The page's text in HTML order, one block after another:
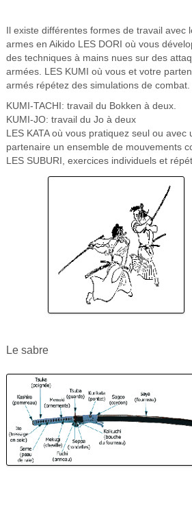
Il existe différentes formes de travail avec
armes en Aikido LES DORI où vous
des techniques à mains nues sur des
armées. LES KUMI où vous et votre
armés répétez des simulations de combat.
KUMI-TACHI: travail du Bokken à deux.
KUMI-JO: travail du Jo à deux
LES KATA où vous pratiquez seul ou avec
partenaire un ensemble de mouvements
LES SUBURI, exercices individuels et
Le sabre